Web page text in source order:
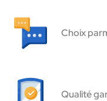
Choix
Qualité